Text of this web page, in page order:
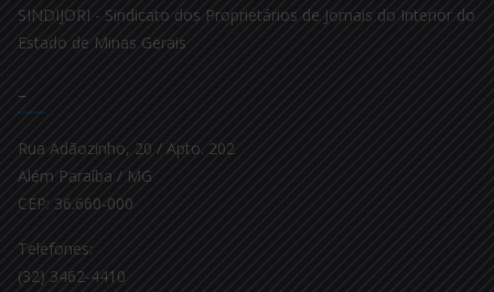
SINDIJORI - Sindicato dos Proprietários de Jornais do Interior do
Estado de Minas Gerais
–
Rua Adãozinho, 20 / Apto. 202
Além Paraíba / MG
CEP: 36.660-000
Telefones:
(32) 3462-4410